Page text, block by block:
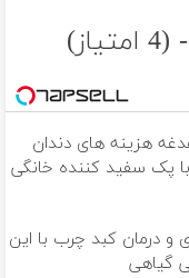
هزینه های دندان
پک سفید کننده خانگی
و درمان کبد چرب با این
گیاهی